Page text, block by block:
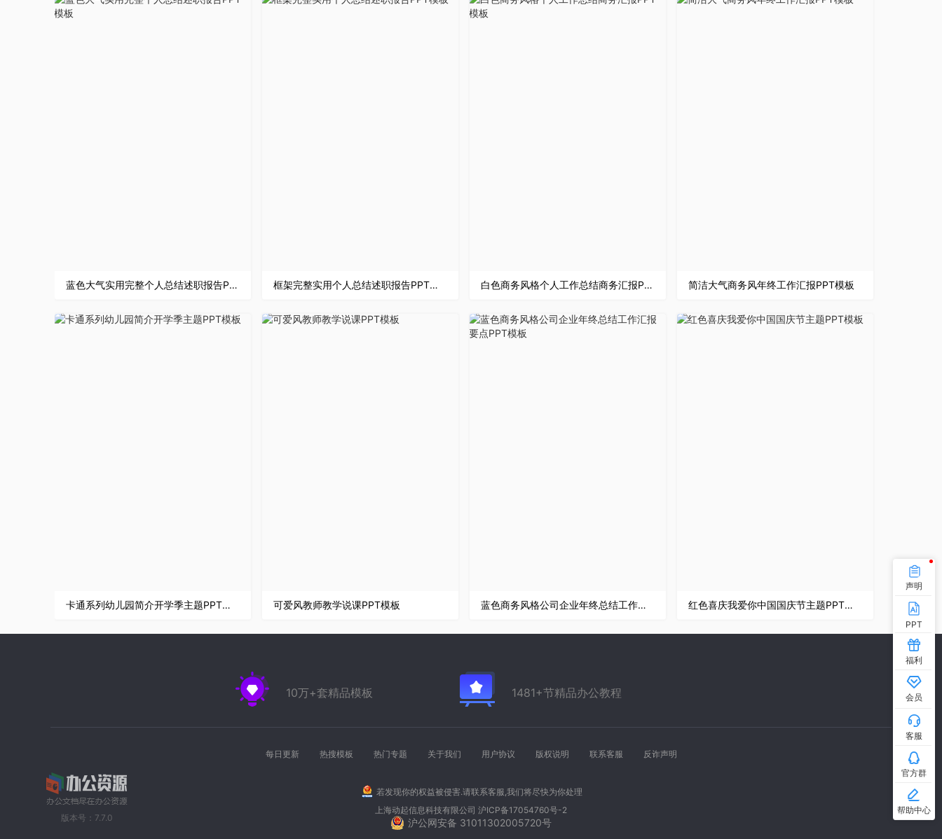
蓝色大气实用完整个人总结述职报告PPT模板 框架完整实用个人总结述职报告PPT模板 白色商务风格个人工作总结商务汇报PPT模板 简洁大气商务风年终工作汇报PPT模板
卡通系列幼儿园简介开学季主题PPT模板 可爱风教师教学说课PPT模板 蓝色商务风格公司企业年终总结工作汇报要点PPT模板 红色喜庆我爱你中国国庆节主题PPT模板
声明
PPT
福利
会员
客服
官方群
帮助中心
10万+套精品模板 1481+节精品办公教程
每日更新 热搜模板 热门专题 关于我们 用户协议 版权说明 联系客服 反诈声明
版本号：7.7.0
若发现你的权益被侵害.请联系客服,我们将尽快为你处理
上海动起信息科技有限公司 沪ICP备17054760号-2
沪公网安备 31011302005720号